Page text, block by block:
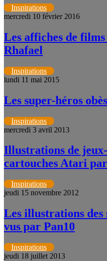
Inspirations
mercredi 10 février 2016
Les affiches de
Rhafael
Inspirations
lundi 11 mai 2015
Les super-héros
Inspirations
mercredi 3 avril 2013
Illustrations de
cartouches Atari
Inspirations
jeudi 15 novembre 2012
Les illustrations
vus par Pan10
Inspirations
jeudi 18 juillet 2013